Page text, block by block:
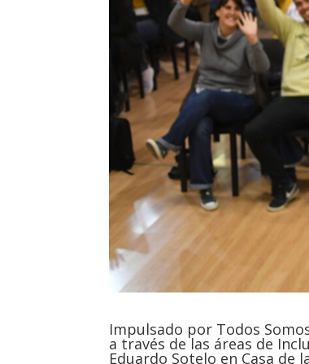
Impulsado por Todos
a través de las áreas de
Eduardo Sotelo en Casa de